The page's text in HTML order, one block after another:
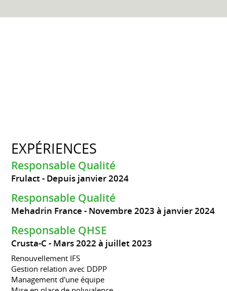
EXPÉRIENCES
Responsable Qualité
Frulact Depuis janvier 2024
Responsable Qualité
Mehadrin France Novembre 2023 à janvier 2024
Responsable QHSE
Crusta-C Mars 2022 à juillet 2023
Renouvellement IFS
Gestion relation avec DDPP
Management d'une équipe